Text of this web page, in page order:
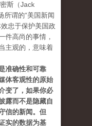
斯（Jack
所谓的“美国新闻
忠于保护美国政
件高尚的事情，
主观的，意味着
准确性和可靠
体客观性的原始
变了，如果你必
露而不是隐藏自
信的新闻。但
实的数据为基